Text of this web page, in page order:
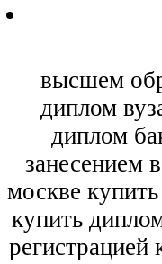
высшем
диплом
диплом
занесением
москве
купить